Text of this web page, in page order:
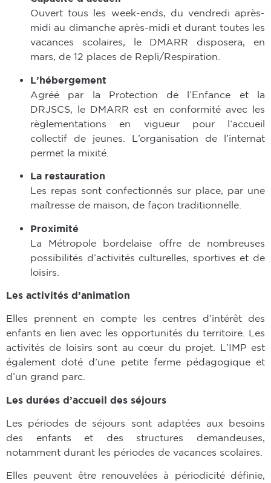
Ouvert tous les week-ends, du vendredi après-
midi au dimanche après-midi et durant toutes les
vacances scolaires, le DMARR disposera, en
mars, de 12 places de Repli/Respiration.
L’hébergement
Agréé par la Protection de l’Enfance et la
DRJSCS, le DMARR est en conformité avec les
règlementations en vigueur pour l’accueil
collectif de jeunes. L’organisation de l’internat
permet la mixité.
La restauration
Les repas sont confectionnés sur place, par une
maîtresse de maison, de façon traditionnelle.
Proximité
La Métropole bordelaise offre de nombreuses
possibilités d’activités culturelles, sportives et de
loisirs.
Les activités d’animation
Elles prennent en compte les centres d’intérêt des
enfants en lien avec les opportunités du territoire. Les
activités de loisirs sont au cœur du projet. L’IMP est
également doté d’une petite ferme pédagogique et
d’un grand parc.
Les durées d’accueil des séjours
Les périodes de séjours sont adaptées aux besoins
des enfants et des structures demandeuses,
notamment durant les périodes de vacances scolaires.
Elles peuvent être renouvelées à périodicité définie,